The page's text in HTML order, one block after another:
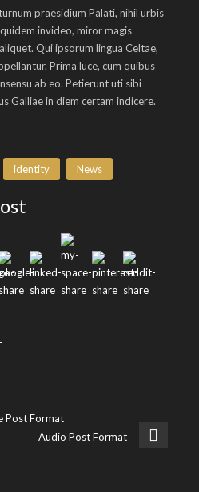
praesidium Palati, nihil urbis
invideo, miror magis
Qui ipsorum lingua Celtae,
Prima luce, cum quibus
ab eo. Petierunt uti sibi
Galliae in diem certam indicere.
identity News
Post Format
Audio Post Format